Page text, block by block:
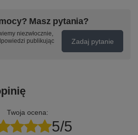
Masz pytania?
niezwłocznie,
publikując
Zadaj pytanie
Twoja ocena:
5/5